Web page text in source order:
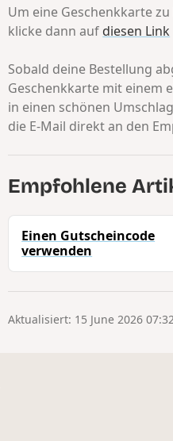
Um eine Geschenkkarte
klicke dann auf diesen Link
Sobald deine Bestellung
Geschenkkarte mit einem
in einen schönen
die E-Mail direkt an den
Empfohlene
Einen Gutscheincode
verwenden
Aktualisiert: 15 June 2026 07:32